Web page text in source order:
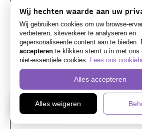
open: er komen kommagetallen
Kinderen merken ineens
LEES MEER »
NL
Wij hechten waarde aan uw
Wij gebruiken cookies om uw browse-
verbeteren, siteverkeer te analyseren en
gepersonaliseerde content aan te bieden.
accepteren te klikken stemt u in met ons
niet-essentiële cookies. Lees ons
Alles accepteren
Alles weigeren